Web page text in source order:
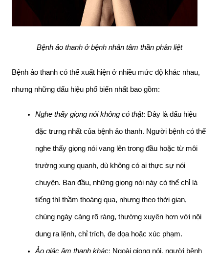
Bệnh ảo thanh ở bệnh nhân tâm thần phân liệt
Bệnh ảo thanh có thể xuất hiện ở nhiều mức độ khác nhau,
nhưng những dấu hiệu phổ biến nhất bao gồm:
Nghe thấy giọng nói không có thật: Đây là dấu hiệu
đặc trưng nhất của bệnh ảo thanh. Người bệnh có thể
nghe thấy giọng nói vang lên trong đầu hoặc từ môi
trường xung quanh, dù không có ai thực sự nói
chuyện. Ban đầu, những giọng nói này có thể chỉ là
tiếng thì thầm thoáng qua, nhưng theo thời gian,
chúng ngày càng rõ ràng, thường xuyên hơn với nội
dung ra lệnh, chỉ trích, đe dọa hoặc xúc phạm.
Ảo giác âm thanh khác: Ngoài giọng nói, người bệnh